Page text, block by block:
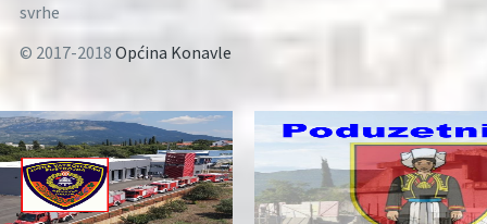
svrhe
© 2017-2018 Općina Konavle